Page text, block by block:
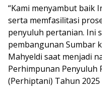
“Kami menyambut baik
serta memfasilitasi
penyuluh pertanian. Ini
pembangunan Sumbar
Mahyeldi saat menjadi
Perhimpunan Penyuluh
(Perhiptani) Tahun 2025